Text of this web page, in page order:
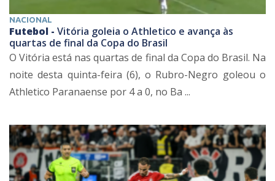
NACIONAL
Futebol - Vitória goleia o Athletico e avança às
quartas de final da Copa do Brasil
O Vitória está nas quartas de final da Copa do Brasil. Na
noite desta quinta-feira (6), o Rubro-Negro goleou o
Athletico Paranaense por 4 a 0, no Ba ...